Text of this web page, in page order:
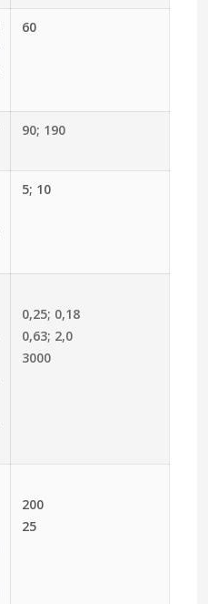
60
90; 190
5; 10
0,25; 0,18
0,63; 2,0
3000
200
25